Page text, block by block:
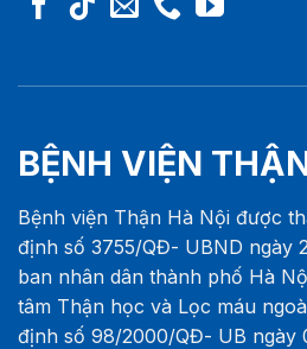
BỆNH VIỆN
Bệnh viện Thận Hà Nội được
định số 3755/QĐ- UBND ngày
ban nhân dân thành phố Hà
tâm Thận học và Lọc máu
định số 98/2000/QĐ- UB ngày